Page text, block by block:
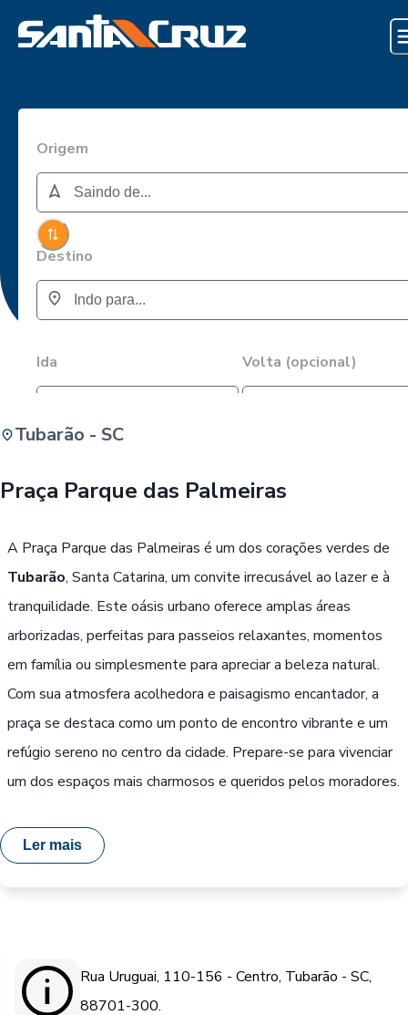
Origem
Destino
Ida Volta (opcional)
Tubarão - SC
Praça Parque das Palmeiras
A Praça Parque das Palmeiras é um dos corações verdes de
Tubarão, Santa Catarina, um convite irrecusável ao lazer e à
tranquilidade. Este oásis urbano oferece amplas áreas
arborizadas, perfeitas para passeios relaxantes, momentos
em família ou simplesmente para apreciar a beleza natural.
Com sua atmosfera acolhedora e paisagismo encantador, a
praça se destaca como um ponto de encontro vibrante e um
refúgio sereno no centro da cidade. Prepare-se para vivenciar
um dos espaços mais charmosos e queridos pelos moradores.
Ler mais
Rua Uruguai, 110-156 - Centro, Tubarão - SC,
88701-300.